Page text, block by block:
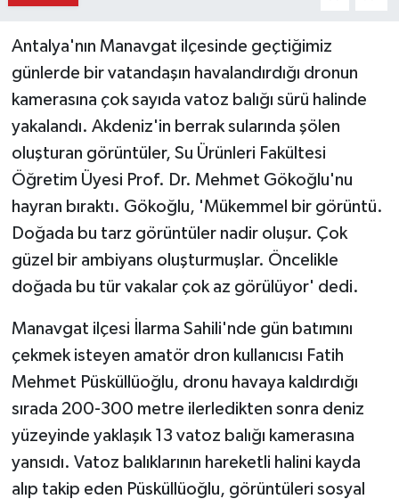
Antalya'nın Manavgat ilçesinde geçtiğimiz
günlerde bir vatandaşın havalandırdığı dronun
kamerasına çok sayıda vatoz balığı sürü halinde
yakalandı. Akdeniz'in berrak sularında şölen
oluşturan görüntüler, Su Ürünleri Fakültesi
Öğretim Üyesi Prof. Dr. Mehmet Gökoğlu'nu
hayran bıraktı. Gökoğlu, 'Mükemmel bir görüntü.
Doğada bu tarz görüntüler nadir oluşur. Çok
güzel bir ambiyans oluşturmuşlar. Öncelikle
doğada bu tür vakalar çok az görülüyor' dedi.
Manavgat ilçesi İlarma Sahili'nde gün batımını
çekmek isteyen amatör dron kullanıcısı Fatih
Mehmet Püsküllüoğlu, dronu havaya kaldırdığı
sırada 200-300 metre ilerledikten sonra deniz
yüzeyinde yaklaşık 13 vatoz balığı kamerasına
yansıdı. Vatoz balıklarının hareketli halini kayda
alıp takip eden Püsküllüoğlu, görüntüleri sosyal